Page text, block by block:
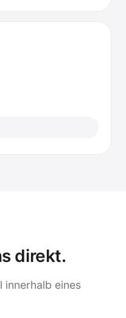
direkt.
innerhalb eines